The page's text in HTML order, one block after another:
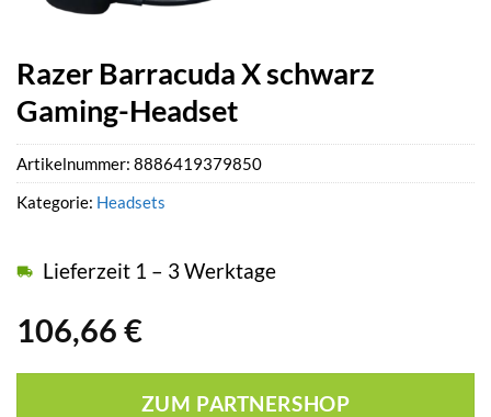
Razer Barracuda X schwarz
Gaming-Headset
106,66 €
Lieferzeit 1 – 3 Werktage
ZUM PARTNERSHOP
Artikelnummer: 8886419379850
Kategorie: Headsets